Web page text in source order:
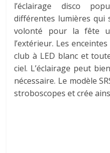
l’éclairage disco
différentes lumières qui
volonté pour la fête
l’extérieur. Les
club à LED blanc et
ciel. L’éclairage peut
nécessaire. Le modèle
stroboscopes et crée